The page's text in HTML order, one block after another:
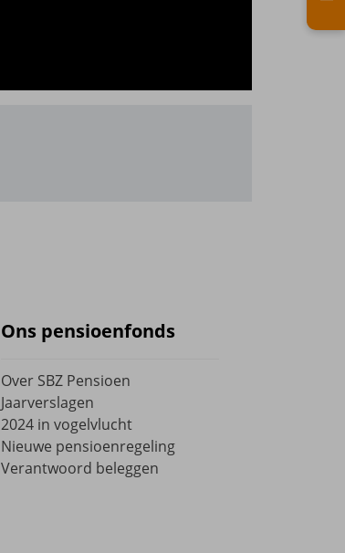
Ons pensioenfonds
Over SBZ Pensioen
Jaarverslagen
2024 in vogelvlucht
Nieuwe pensioenregeling
Verantwoord beleggen